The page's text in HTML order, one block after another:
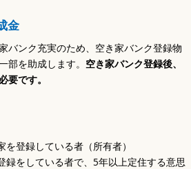
金
バンク充実のため、空き家バンク登録物
部を助成します。 空き家バンク登録後、
要です。
登録している者（所有者）
録をしている者で、5年以上定住する意思